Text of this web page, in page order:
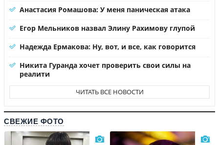
Анастасия Ромашова: У меня паническая атака
Егор Мельников назвал Элину Рахимову глупой
Надежда Ермакова: Ну, вот, и все, как говорится
Никита Гуранда хочет проверить свои силы на
реалити
ЧИТАТЬ ВСЕ НОВОСТИ
СВЕЖИЕ ФОТО